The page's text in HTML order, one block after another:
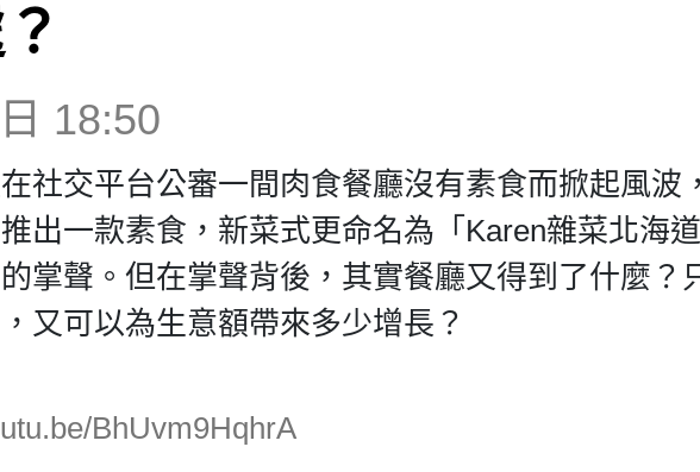
18:50
社交平台公審一間肉食餐廳沒有素食而掀起風波
出一款素食，新菜式更命名為「Karen雜菜北海
掌聲。但在掌聲背後，其實餐廳又得到了什麼？
又可以為生意額帶來多少增長？
BhUvm9HqhrA